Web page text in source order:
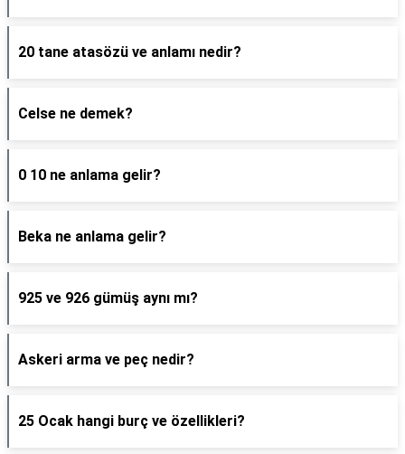
20 tane atasözü ve anlamı nedir?
Celse ne demek?
0 10 ne anlama gelir?
Beka ne anlama gelir?
925 ve 926 gümüş aynı mı?
Askeri arma ve peç nedir?
25 Ocak hangi burç ve özellikleri?